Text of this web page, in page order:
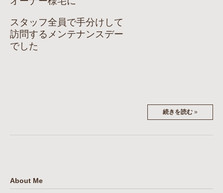
スタッフ全員で手分けして
訪問するメンテナンスデー
でした
続きを読む »
About Me